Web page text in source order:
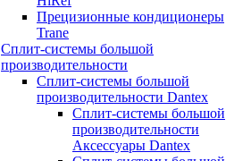
Прецизионные кондиционеры
Trane
Сплит-системы большой
производительности
Сплит-системы большой
производительности Dantex
Сплит-системы большой
производительности
Аксессуары Dantex